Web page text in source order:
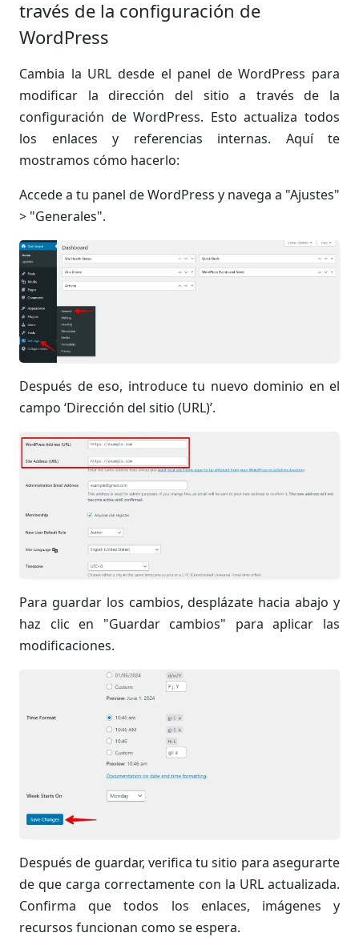
través de la configuración de
WordPress
Cambia la URL desde el panel de WordPress para
modificar la dirección del sitio a través de la
configuración de WordPress. Esto actualiza todos
los enlaces y referencias internas. Aquí te
mostramos cómo hacerlo:
Accede a tu panel de WordPress y navega a "Ajustes"
> "Generales".
Después de eso, introduce tu nuevo dominio en el
campo ‘Dirección del sitio (URL)’.
Para guardar los cambios, desplázate hacia abajo y
haz clic en "Guardar cambios" para aplicar las
modificaciones.
Después de guardar, verifica tu sitio para asegurarte
de que carga correctamente con la URL actualizada.
Confirma que todos los enlaces, imágenes y
recursos funcionan como se espera.